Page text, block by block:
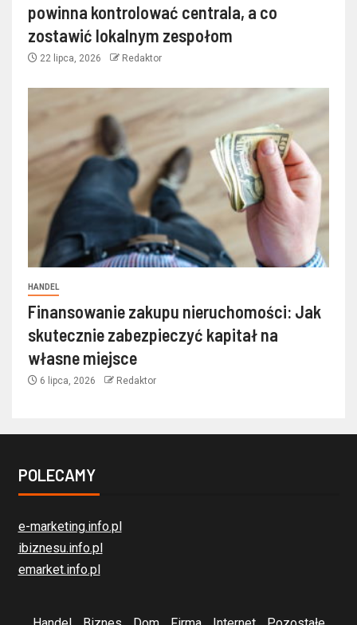
powinna kontrolować centrala, a co
zostawić lokalnym zespołom
22 lipca, 2026 Redaktor
HANDEL
Finansowanie zakupu nieruchomości: Jak
skutecznie zabezpieczyć kapitał na
własne miejsce
6 lipca, 2026 Redaktor
POLECAMY
e-marketing.info.pl
ibiznesu.info.pl
emarket.info.pl